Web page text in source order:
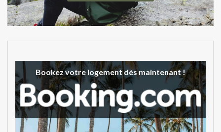
Bookez votre logement dès maintenant !